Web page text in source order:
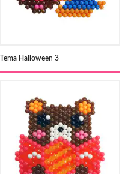
Tema Halloween 3